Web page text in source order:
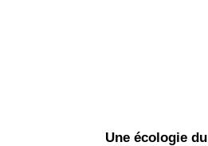
Une écologie